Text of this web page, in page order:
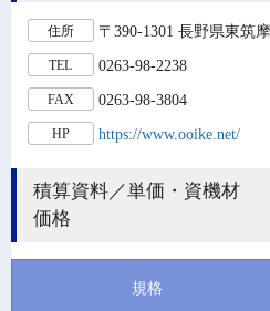
住所 〒390-1301 長野県東筑
TEL 0263-98-2238
FAX 0263-98-3804
HP https://www.ooike.net/
積算資料／単価・資機材
価格
規格